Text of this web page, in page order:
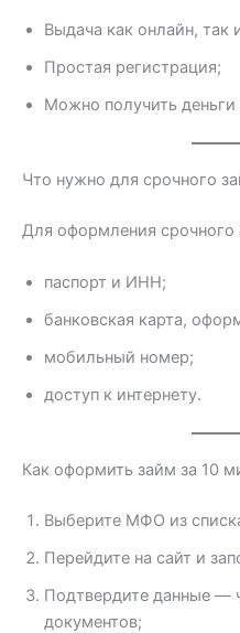
Выдача как онлайн, так
Простая регистрация;
Можно получить
Что нужно для срочного
Для оформления срочного
паспорт и ИНН;
банковская карта,
мобильный номер;
доступ к интернету.
Как оформить займ за 10
Выберите МФО из
Перейдите на сайт и
Подтвердите данные —
документов;